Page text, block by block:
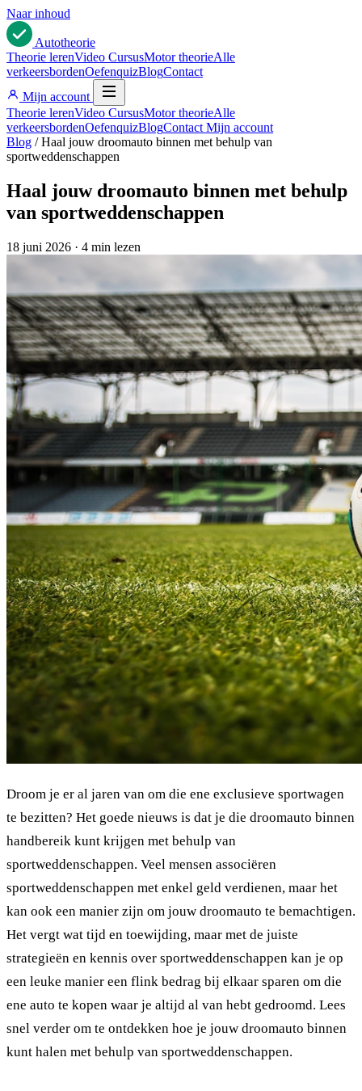
Naar inhoud
Autotheorie
Theorie lerenVideo CursusMotor theorieAlle
verkeersbordenOefenquizBlogContact
Mijn account
Theorie lerenVideo CursusMotor theorieAlle
verkeersbordenOefenquizBlogContact Mijn account
Blog / Haal jouw droomauto binnen met behulp van
sportweddenschappen
Haal jouw droomauto binnen met behulp
van sportweddenschappen
18 juni 2026 · 4 min lezen
Droom je er al jaren van om die ene exclusieve sportwagen
te bezitten? Het goede nieuws is dat je die droomauto binnen
handbereik kunt krijgen met behulp van
sportweddenschappen. Veel mensen associëren
sportweddenschappen met enkel geld verdienen, maar het
kan ook een manier zijn om jouw droomauto te bemachtigen.
Het vergt wat tijd en toewijding, maar met de juiste
strategieën en kennis over sportweddenschappen kan je op
een leuke manier een flink bedrag bij elkaar sparen om die
ene auto te kopen waar je altijd al van hebt gedroomd. Lees
snel verder om te ontdekken hoe je jouw droomauto binnen
kunt halen met behulp van sportweddenschappen.